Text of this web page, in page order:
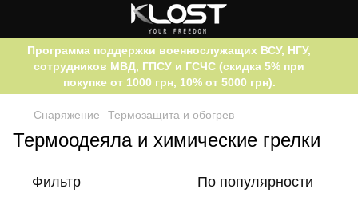
Программа поддержки военнослужащих ВСУ, НГУ,
сотрудников МВД, ГПСУ и ГСЧС (скидка 5% при
покупке от 1000 грн, 10% от 5000 грн).
Снаряжение Термозащита и обогрев
Термоодеяла и химические грелки
Фильтр По популярности